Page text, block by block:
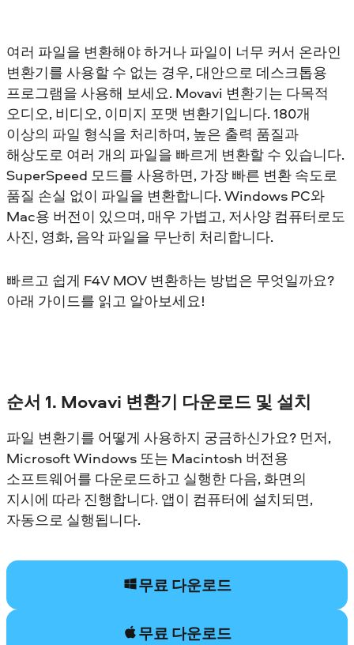
여러 파일을 변환해야 하거나 파일이 너무 커서 온라인
변환기를 사용할 수 없는 경우, 대안으로 데스크톱용
프로그램을 사용해 보세요. Movavi 변환기는 다목적
오디오, 비디오, 이미지 포맷 변환기입니다. 180개
이상의 파일 형식을 처리하며, 높은 출력 품질과
해상도로 여러 개의 파일을 빠르게 변환할 수 있습니다.
SuperSpeed 모드를 사용하면, 가장 빠른 변환 속도로
품질 손실 없이 파일을 변환합니다. Windows PC와
Mac용 버전이 있으며, 매우 가볍고, 저사양 컴퓨터로도
사진, 영화, 음악 파일을 무난히 처리합니다.
빠르고 쉽게 F4V MOV 변환하는 방법은 무엇일까요?
아래 가이드를 읽고 알아보세요!
순서 1. Movavi 변환기 다운로드 및 설치
파일 변환기를 어떻게 사용하지 궁금하신가요? 먼저,
Microsoft Windows 또는 Macintosh 버전용
소프트웨어를 다운로드하고 실행한 다음, 화면의
지시에 따라 진행합니다. 앱이 컴퓨터에 설치되면,
자동으로 실행됩니다.
무료 다운로드
무료 다운로드